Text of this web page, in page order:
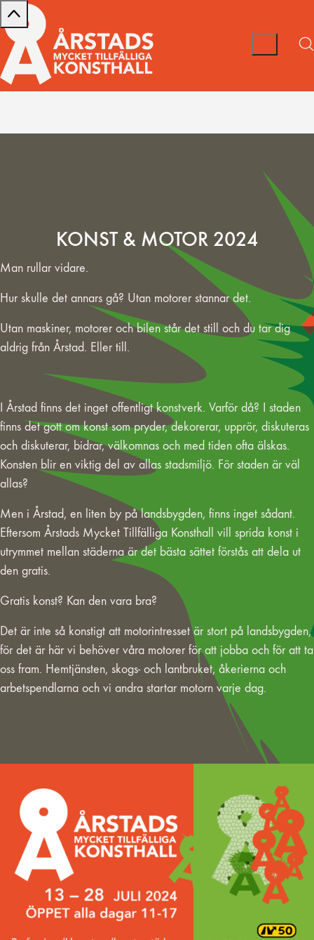
KONST & MOTOR 2024
Man rullar vidare.
Hur skulle det annars gå? Utan motorer stannar det.
Utan maskiner, motorer och bilen står det still och du tar dig
aldrig från Årstad. Eller till.
I Årstad finns det inget offentligt konstverk. Varför då? I staden
finns det gott om konst som pryder, dekorerar, upprör, diskuteras
och diskuterar, bidrar, välkomnas och med tiden ofta älskas.
Konsten blir en viktig del av allas stadsmiljö. För staden är väl
allas?
Men i Årstad, en liten by på landsbygden, finns inget sådant.
Eftersom Årstads Mycket Tillfälliga Konsthall vill sprida konst i
utrymmet mellan städerna är det bästa sättet förstås att dela ut
den gratis.
Gratis konst? Kan den vara bra?
Det är inte så konstigt att motorintresset är stort på landsbygden,
för det är här vi behöver våra motorer för att jobba och för att ta
oss fram. Hemtjänsten, skogs- och lantbruket, åkerierna och
arbetspendlarna och vi andra startar motorn varje dag.